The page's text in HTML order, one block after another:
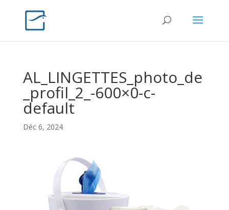
AL_LINGETTES_photo_de
_profil_2_-600×0-c-
default
Déc 6, 2024